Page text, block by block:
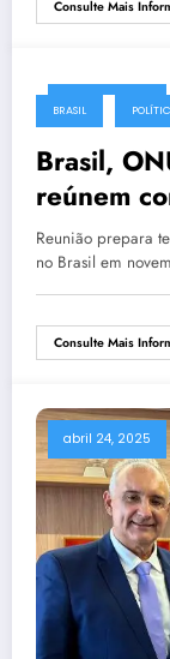
Consulte Mais
abril 24, 2025
BRASIL
Brasil,
reúnem
Reunião prepara
no Brasil em
Consulte Mais
abril 24, 2025